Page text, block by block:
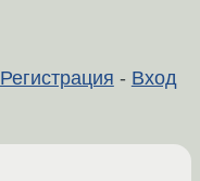
Регистрация - Вход